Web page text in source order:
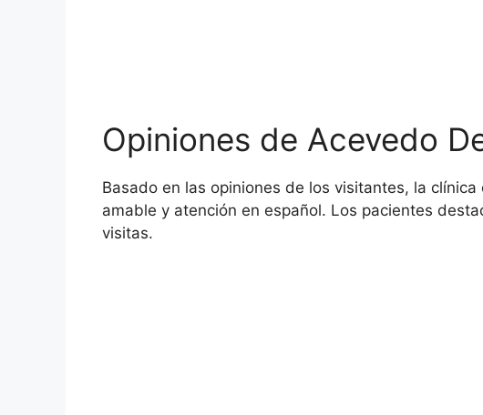
Opiniones de Acevedo
Basado en las opiniones de los visitantes, la clínica
amable y atención en español. Los pacientes
visitas.